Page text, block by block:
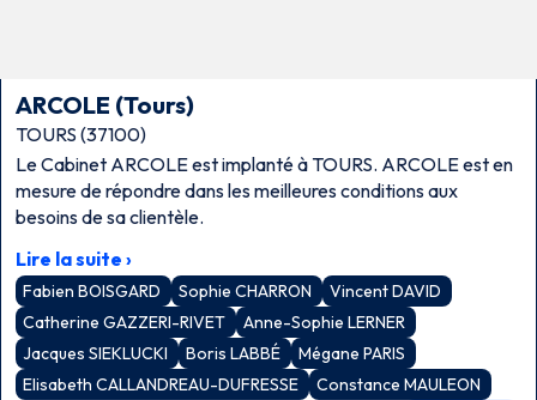
ARCOLE (Tours)
TOURS (37100)
Le Cabinet ARCOLE est implanté à TOURS. ARCOLE est en
mesure de répondre dans les meilleures conditions aux
besoins de sa clientèle.
Lire la suite ›
Fabien BOISGARD Sophie CHARRON
Vincent DAVID
Catherine GAZZERI-RIVET
Anne-Sophie LERNER
Jacques SIEKLUCKI
Boris LABBÉ
Mégane PARIS
Elisabeth CALLANDREAU-DUFRESSE
Constance MAULEON